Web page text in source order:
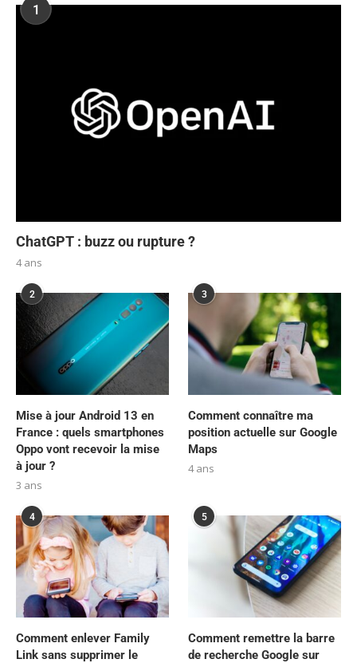
1
ChatGPT : buzz ou rupture ?
4 ans
2
Mise à jour Android 13 en
France : quels smartphones
Oppo vont recevoir la mise
à jour ?
3 ans
3
Comment connaître ma
position actuelle sur Google
Maps
4 ans
4
Comment enlever Family
Link sans supprimer le
5
Comment remettre la barre
de recherche Google sur